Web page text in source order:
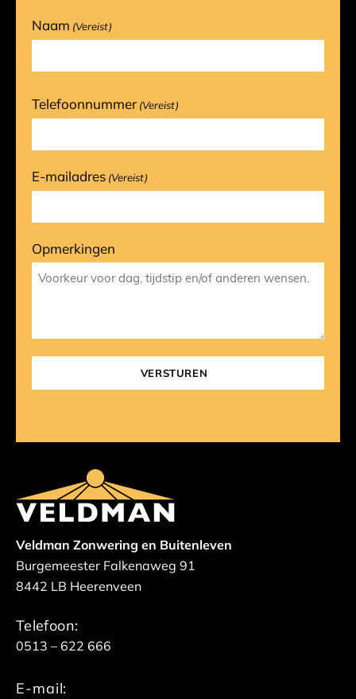
Naam (Vereist)
Telefoonnummer (Vereist)
E-mailadres (Vereist)
Opmerkingen
Veldman Zonwering en Buitenleven
Burgemeester Falkenaweg 91
8442 LB Heerenveen
Telefoon:
0513 – 622 666
E-mail: